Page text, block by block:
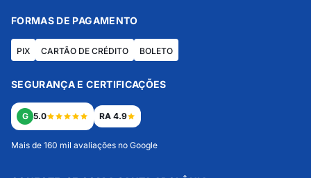
FORMAS DE PAGAMENTO
PIX CARTÃO DE CRÉDITO BOLETO
SEGURANÇA E CERTIFICAÇÕES
G 5.0 RA 4.9
Mais de 160 mil avaliações no Google